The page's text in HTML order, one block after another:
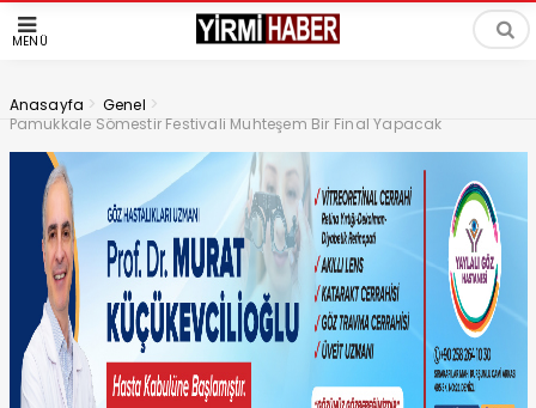
MENÜ
Anasayfa > Genel >
Pamukkale Sömestir Festivali Muhteşem Bir Final Yapacak